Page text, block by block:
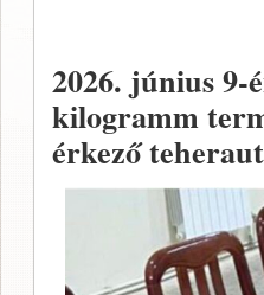
2026. június 9-
kilogramm
érkező